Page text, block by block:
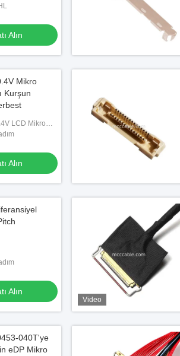
Lvds Edp Kablosu
Jae Fi-D44c2-E
20453-40P BODY
PHR-4 LVDS Kablo
En İyi
Alın
Mikro
Kurşun
LCD Mikro
Montajı
Alın
Alın
Video
040T'ye
eDP Mikro